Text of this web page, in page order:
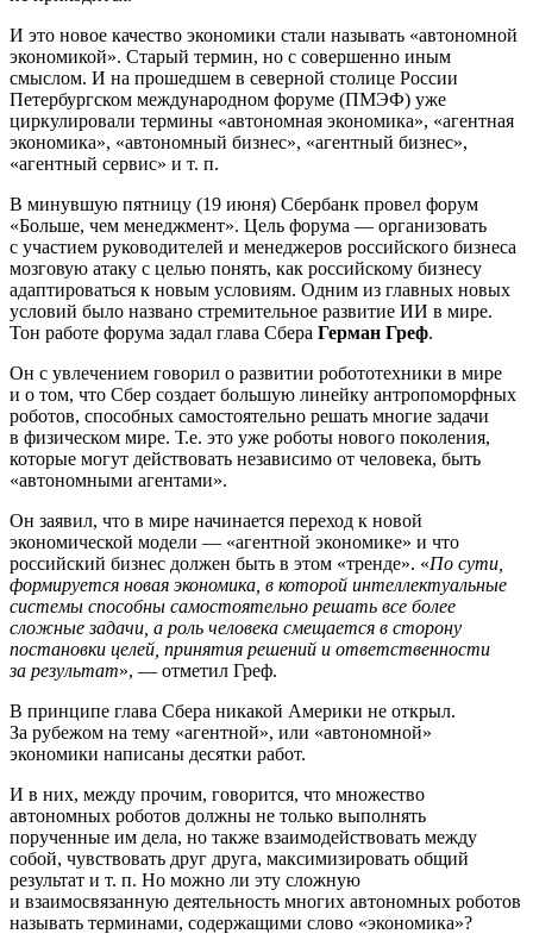
И это новое качество экономики стали называть «автономной
экономикой». Старый термин, но с совершенно иным
смыслом. И на прошедшем в северной столице России
Петербургском международном форуме (ПМЭФ) уже
циркулировали термины «автономная экономика», «агентная
экономика», «автономный бизнес», «агентный бизнес»,
«агентный сервис» и т. п.
В минувшую пятницу (19 июня) Сбербанк провел форум
«Больше, чем менеджмент». Цель форума — организовать
с участием руководителей и менеджеров российского бизнеса
мозговую атаку с целью понять, как российскому бизнесу
адаптироваться к новым условиям. Одним из главных новых
условий было названо стремительное развитие ИИ в мире.
Тон работе форума задал глава Сбера Герман Греф.
Он с увлечением говорил о развитии робототехники в мире
и о том, что Сбер создает большую линейку антропоморфных
роботов, способных самостоятельно решать многие задачи
в физическом мире. Т.е. это уже роботы нового поколения,
которые могут действовать независимо от человека, быть
«автономными агентами».
Он заявил, что в мире начинается переход к новой
экономической модели — «агентной экономике» и что
российский бизнес должен быть в этом «тренде». «По сути,
формируется новая экономика, в которой интеллектуальные
системы способны самостоятельно решать все более
сложные задачи, а роль человека смещается в сторону
постановки целей, принятия решений и ответственности
за результат», — отметил Греф.
В принципе глава Сбера никакой Америки не открыл.
За рубежом на тему «агентной», или «автономной»
экономики написаны десятки работ.
И в них, между прочим, говорится, что множество
автономных роботов должны не только выполнять
порученные им дела, но также взаимодействовать между
собой, чувствовать друг друга, максимизировать общий
результат и т. п. Но можно ли эту сложную
и взаимосвязанную деятельность многих автономных роботов
называть терминами, содержащими слово «экономика»?